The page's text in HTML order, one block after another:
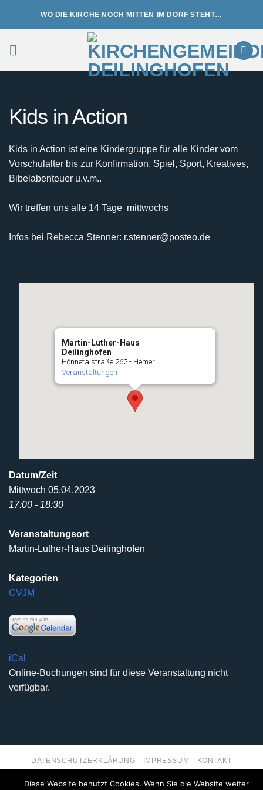
WO DIE KIRCHE NOCH MITTEN IM DORF STEHT…
Kids in Action
Kids in Action ist eine Kindergruppe für alle Kinder vom
Vorschulalter bis zur Konfirmation. Spiel, Sport, Kreatives,
Bibelabenteuer u.v.m..
Wir treffen uns alle 14 Tage mittwochs
Infos bei Rebecca Stenner: r.stenner@posteo.de
Martin-Luther-Haus
Deilinghofen
Hönnetalstraße 262 - Hemer
Veranstaltungen
Datum/Zeit
Mittwoch 05.04.2023
17:00 - 18:30
Veranstaltungsort
Martin-Luther-Haus Deilinghofen
Kategorien
CVJM
iCal
Online-Buchungen sind für diese Veranstaltung nicht
verfügbar.
DATENSCHUTZERKLÄRUNG IMPRESSUM KONTAKT
Diese Website benutzt Cookies. Wenn Sie die Website weiter